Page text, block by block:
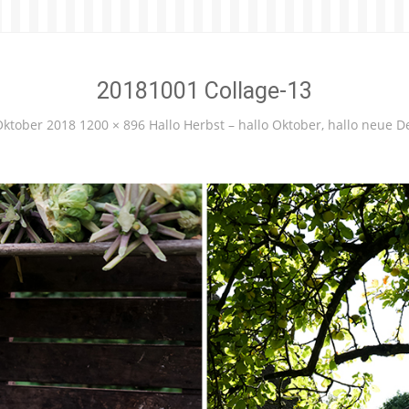
20181001 Collage-13
2018 1200 × 896 Hallo Herbst – hallo Oktober, hallo neue